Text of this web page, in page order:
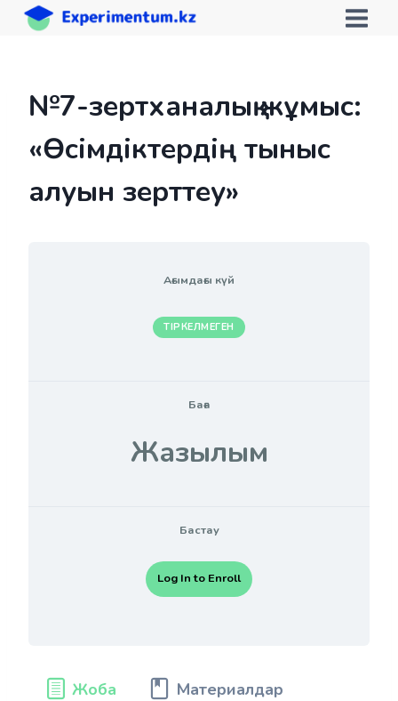
Skip
№7-зертханалық жұмыс:
«Өсімдіктердің тыныс
алуын зерттеу»
Ағымдағы күй
ТІРКЕЛМЕГЕН
Баға
Жазылым
Бастау
Log In to Enroll
Жоба Материалдар